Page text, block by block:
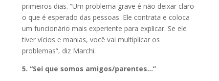
primeiros dias. “Um problema grave é não deixar claro
o que é esperado das pessoas. Ele contrata e coloca
um funcionário mais experiente para explicar. Se ele
tiver vícios e manias, você vai multiplicar os
problemas”, diz Marchi.
5. “Sei que somos amigos/parentes…”